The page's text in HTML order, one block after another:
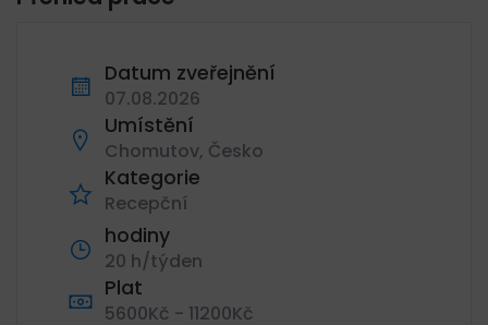
Datum zveřejnění
07.08.2026
Umístění
Chomutov, Česko
Kategorie
Recepční
hodiny
20 h/týden
Plat
5600Kč - 11200Kč